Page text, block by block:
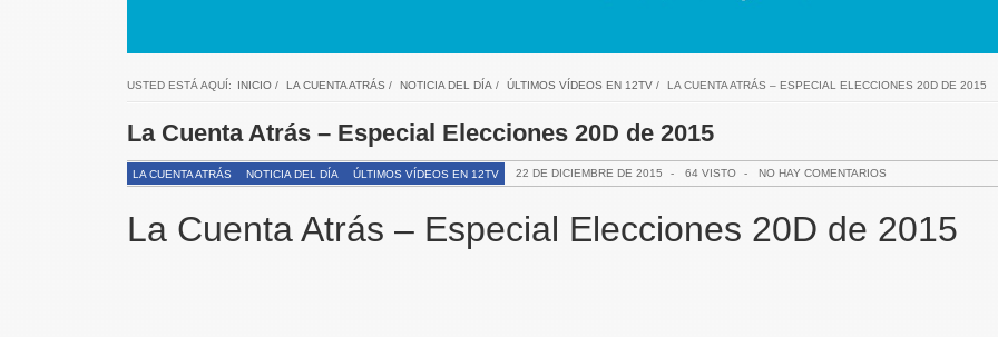
USTED ESTÁ AQUÍ: INICIO/ LA CUENTA ATRÁS / NOTICIA DEL DÍA / ÚLTIMOS VÍDEOS EN 12TV/ LA CUENTA ATRÁS – ESPECIAL ELECCIONES 20D DE 2015
La Cuenta Atrás – Especial Elecciones 20D de 2015
LA CUENTA ATRÁS NOTICIA DEL DÍA ÚLTIMOS VÍDEOS EN 12TV 22 DE DICIEMBRE DE 2015 - 64 VISTO - NO HAY COMENTARIOS
La Cuenta Atrás – Especial Elecciones 20D de 2015